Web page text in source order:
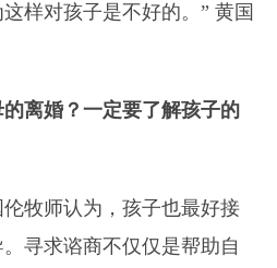
样对孩子是不好的。 ” 黄国
离婚？一定要了解孩子的
牧师认为，孩子也最好接
寻求谘商不仅仅是帮助自